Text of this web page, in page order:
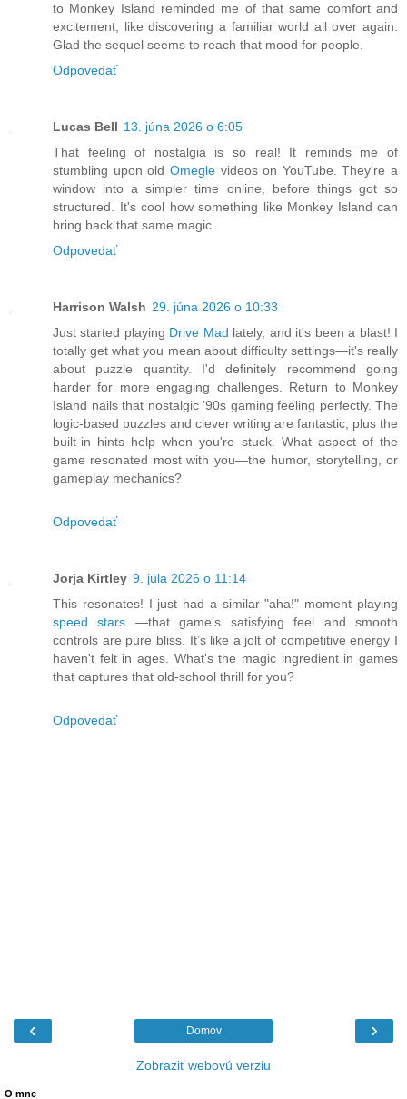
to Monkey Island reminded me of that same comfort and
excitement, like discovering a familiar world all over again.
Glad the sequel seems to reach that mood for people.
Odpovedať
Lucas Bell 13. júna 2026 o 6:05
That feeling of nostalgia is so real! It reminds me of
stumbling upon old Omeglevideos on YouTube. They're a
window into a simpler time online, before things got so
structured. It's cool how something like Monkey Island can
bring back that same magic.
Odpovedať
Harrison Walsh 29. júna 2026 o 10:33
Just started playing Drive Mad lately, and it's been a blast! I
totally get what you mean about difficulty settings—it's really
about puzzle quantity. I'd definitely recommend going
harder for more engaging challenges. Return to Monkey
Island nails that nostalgic '90s gaming feeling perfectly. The
logic-based puzzles and clever writing are fantastic, plus the
built-in hints help when you're stuck. What aspect of the
game resonated most with you—the humor, storytelling, or
gameplay mechanics?
Odpovedať
Jorja Kirtley 9. júla 2026 o 11:14
This resonates! I just had a similar "aha!" moment playing
speed stars —that game’s satisfying feel and smooth
controls are pure bliss. It’s like a jolt of competitive energy I
haven't felt in ages. What's the magic ingredient in games
that captures that old-school thrill for you?
Odpovedať
‹ ›
Domov
Zobraziť webovú verziu
O mne